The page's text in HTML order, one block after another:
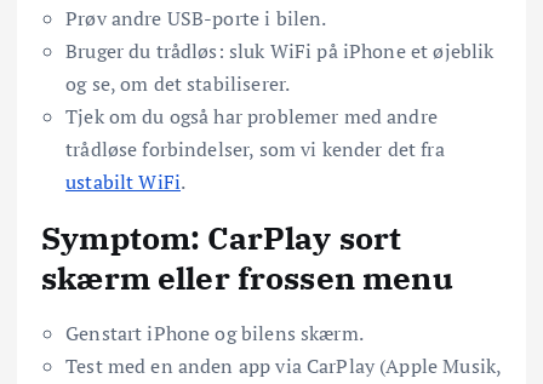
Prøv andre USB-porte i bilen.
Bruger du trådløs: sluk WiFi på iPhone et øjeblik
og se, om det stabiliserer.
Tjek om du også har problemer med andre
trådløse forbindelser, som vi kender det fra
ustabilt WiFi.
Symptom: CarPlay sort
skærm eller frossen menu
Genstart iPhone og bilens skærm.
Test med en anden app via CarPlay (Apple Musik,